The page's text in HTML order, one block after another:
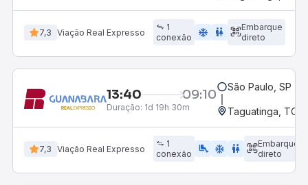
7,3 Viação Real Expresso
1
conexão
ac_unit wc
Embarque
direto
13:40 09:10
Duração: 1d 19h 30m
São Paulo, SP -
Taguatinga, TO
7,3 Viação Real Expresso
1
conexão
airline_seat_legroom_extra ac_unit wc
Embarque
direto